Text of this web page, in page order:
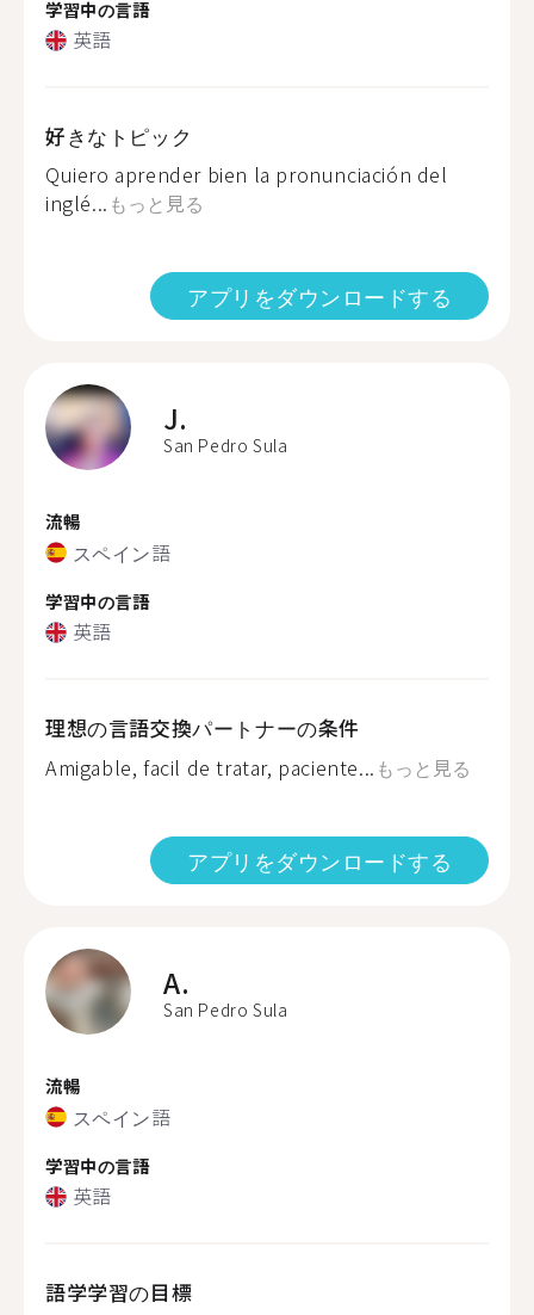
学習中の言語
英語
好きなトピック
Quiero aprender bien la pronunciación del
inglé... もっと見る
アプリをダウンロードする
J.
San Pedro Sula
流暢
スペイン語
学習中の言語
英語
理想の言語交換パートナーの条件
Amigable, facil de tratar, paciente... もっと見る
アプリをダウンロードする
A.
San Pedro Sula
流暢
スペイン語
学習中の言語
英語
語学学習の目標